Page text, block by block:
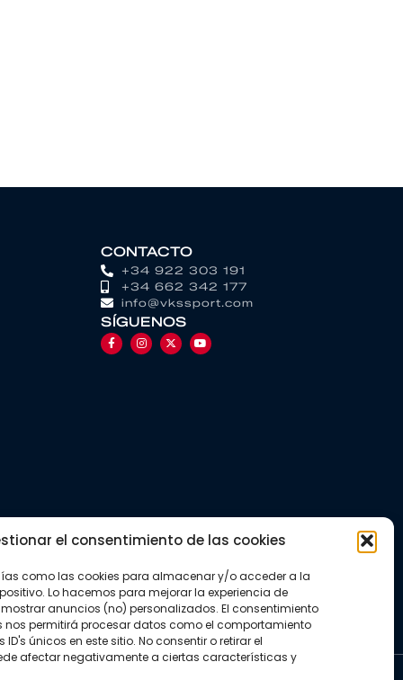
el consentimiento de las cookies
como las cookies para almacenar y/o acceder a la
Lo hacemos para mejorar la experiencia de
anuncios (no) personalizados. El consentimiento
permitirá procesar datos como el comportamiento
únicos en este sitio. No consentir o retirar el
afectar negativamente a ciertas características y
CONTACTO
+34 922 303 191
+34 662 342 177
info@vkssport.com
SÍGUENOS